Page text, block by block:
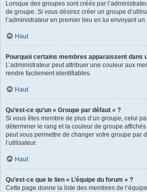
Lorsque des groupes sont créés par
de groupe. Si vous désirez créer un groupe
l’administrateur en premier lieu en lui envoyant
Haut
Pourquoi certains membres apparaissent dans
L’administrateur peut attribuer une couleur aux
rendre facilement identifiables.
Haut
Qu’est-ce qu’un « Groupe par défaut » ?
Si vous êtes membre de plus d’un groupe, celui
déterminer le rang et la couleur de groupe affichés
peut vous permettre de changer votre groupe par
l’utilisateur.
Haut
Qu’est-ce que le lien « L’équipe du forum » ?
Cette page donne la liste des membres de